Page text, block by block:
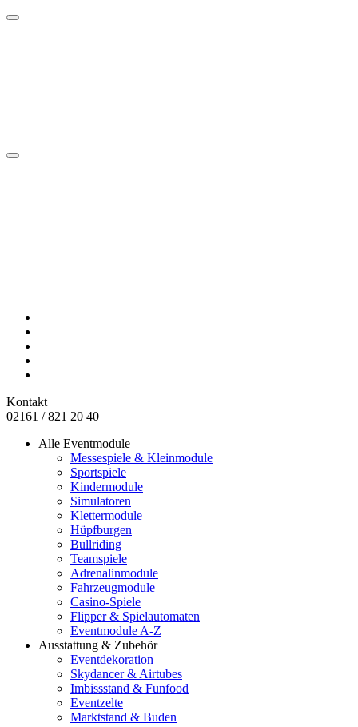
Kontakt
02161 / 821 20 40
Alle Eventmodule
Messespiele & Kleinmodule
Sportspiele
Kindermodule
Simulatoren
Klettermodule
Hüpfburgen
Bullriding
Teamspiele
Adrenalinmodule
Fahrzeugmodule
Casino-Spiele
Flipper & Spielautomaten
Eventmodule A-Z
Ausstattung & Zubehör
Eventdekoration
Skydancer & Airtubes
Imbissstand & Funfood
Eventzelte
Marktstand & Buden